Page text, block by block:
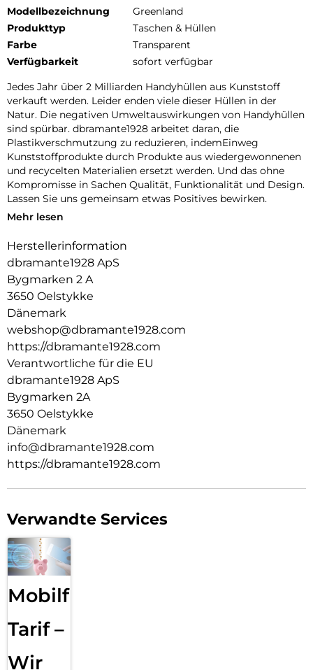
Modellbezeichnung
Greenland
Produkttyp
Taschen & Hüllen
Farbe
Transparent
Verfügbarkeit
sofort verfügbar
Jedes Jahr über 2 Milliarden Handyhüllen aus Kunststoff
verkauft werden. Leider enden viele dieser Hüllen in der
Natur. Die negativen Umweltauswirkungen von Handyhüllen
sind spürbar. dbramante1928 arbeitet daran, die
Plastikverschmutzung zu reduzieren, indemEinweg
Kunststoffprodukte durch Produkte aus wiedergewonnenen
und recycelten Materialien ersetzt werden. Und das ohne
Kompromisse in Sachen Qualität, Funktionalität und Design.
Lassen Sie uns gemeinsam etwas Positives bewirken.
100 % RECYCLING KUNSTSTOFF:
Wir verwenden ausschließlich GRS zertifizierten
Recyclingkunststoff. So können wir mit Sicherheit wissen,
dass unsere Produkte so sind, wie wir sie bewerben.
KOMPATIBEL MIT KABELLOSEM LADEN :
DESIGN MIT FOKUS AUF SCHUTZ :
Rundum-Schutzhülle zum Schutz des Smartphones vor
Beschädigungen.
Mehr lesen
Herstellerinformation
dbramante1928 ApS
Bygmarken 2 A
3650 Oelstykke
Dänemark
webshop@dbramante1928.com
https://dbramante1928.com
Verantwortliche für die EU
dbramante1928 ApS
Bygmarken 2A
3650 Oelstykke
Dänemark
info@dbramante1928.com
https://dbramante1928.com
Verwandte Services
Mobilfunk
Tarif –
Wir